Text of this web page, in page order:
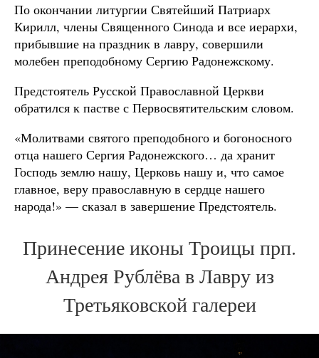
По окончании литургии Святейший Патриарх
Кирилл, члены Священного Синода и все иерархи,
прибывшие на праздник в лавру, совершили
молебен преподобному Сергию Радонежскому.
Предстоятель Русской Православной Церкви
обратился к пастве с Первосвятительским словом.
«Молитвами святого преподобного и богоносного
отца нашего Сергия Радонежского… да хранит
Господь землю нашу, Церковь нашу и, что самое
главное, веру православную в сердце нашего
народа!» — сказал в завершение Предстоятель.
Принесение иконы Троицы прп.
Андрея Рублёва в Лавру из
Третьяковской галереи